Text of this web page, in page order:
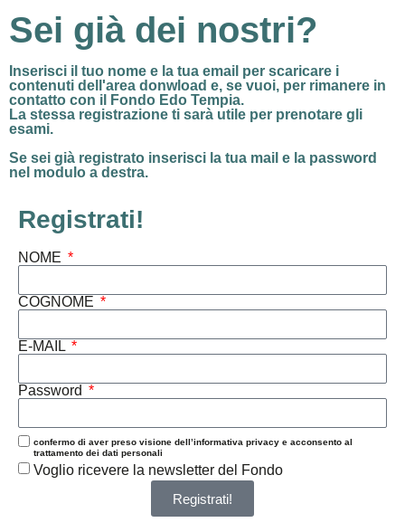
Sei già dei nostri?
Inserisci il tuo nome e la tua email per scaricare i
contenuti dell'area donwload e, se vuoi, per rimanere in
contatto con il Fondo Edo Tempia.
La stessa registrazione ti sarà utile per prenotare gli
esami.
Se sei già registrato inserisci la tua mail e la password
nel modulo a destra.
Registrati!
NOME
COGNOME
E-MAIL
Password
confermo di aver preso visione dell’informativa privacy e acconsento al
trattamento dei dati personali
Voglio ricevere la newsletter del Fondo
Registrati!